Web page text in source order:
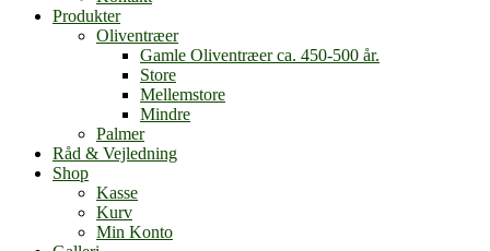
Produkter
Oliventræer
Gamle Oliventræer ca. 450-500 år.
Store
Mellemstore
Mindre
Palmer
Råd & Vejledning
Shop
Kasse
Kurv
Min Konto